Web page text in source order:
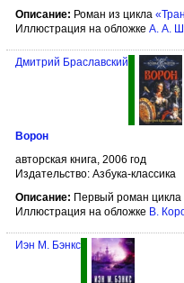
Описание: Роман из цикла
Иллюстрация на обложке А. А.
Дмитрий Браславский
Ворон
авторская книга, 2006 год
Издательство: Азбука-классика
Описание: Первый роман цикла
Иллюстрация на обложке В.
Иэн М. Бэнкс